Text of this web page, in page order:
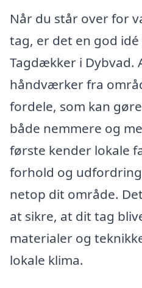
Når du står over for
tag, er det en god
Tagdækker i Dybvad.
håndværker fra
fordele, som kan
både nemmere og
første kender lokale
forhold og
netop dit område.
at sikre, at dit tag
materialer og
lokale klima.